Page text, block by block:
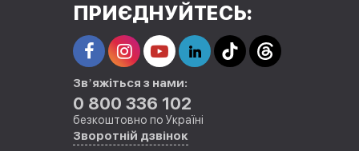
ПРИЄДНУЙТЕСЬ:
Звʼяжіться з нами:
0 800 336 102
безкоштовно по Україні
Зворотній дзвінок